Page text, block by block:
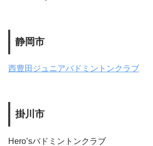
静岡市
西豊田ジュニアバドミントンクラブ
掛川市
Hero’sバドミントンクラブ